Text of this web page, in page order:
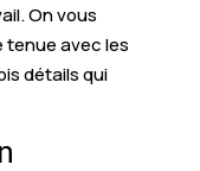
On vous
avec les
détails qui